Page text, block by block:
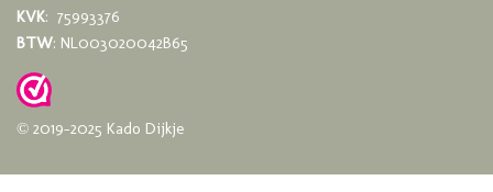
KVK: 75993376
BTW: NL003020042B65
© 2019-2025 Kado Dijkje